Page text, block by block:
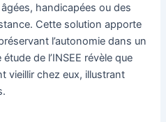
handicapées ou des
Cette solution apporte
l’autonomie dans un
de l’INSEE révèle que
vieillir chez eux, illustrant